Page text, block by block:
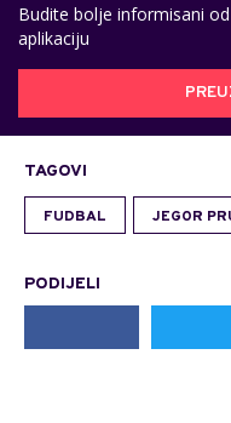
Budite bolje informisani
aplikaciju
TAGOVI
FUDBAL JEGOR
PODIJELI